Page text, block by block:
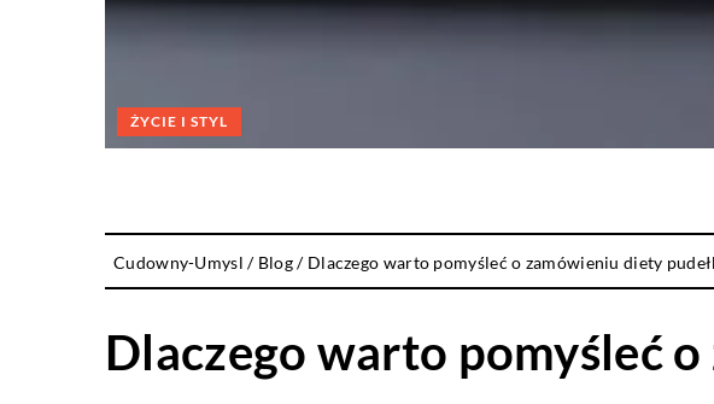
ŻYCIE I STYL
Cudowny-Umysl / Blog/ Dlaczego warto pomyśleć o zamówieniu diety
Dlaczego warto pomyśleć